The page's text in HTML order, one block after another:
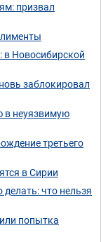
призвал
в Новосибирской
заблокировал
в неуязвимую
третьего
в Сирии
что нельзя
попытка